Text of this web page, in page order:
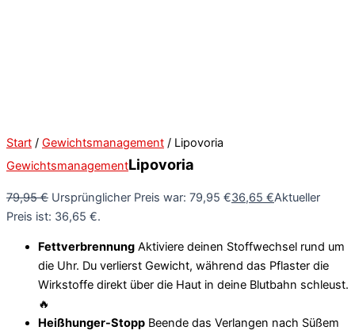
Start / Gewichtsmanagement / Lipovoria
GewichtsmanagementLipovoria
79,95€ Ursprünglicher Preis war: 79,95 €36,65 €Aktueller
Preis ist: 36,65 €.
Fettverbrennung Aktiviere deinen Stoffwechsel rund um
die Uhr. Du verlierst Gewicht, während das Pflaster die
Wirkstoffe direkt über die Haut in deine Blutbahn schleust.
🔥
Heißhunger-Stopp Beende das Verlangen nach Süßem